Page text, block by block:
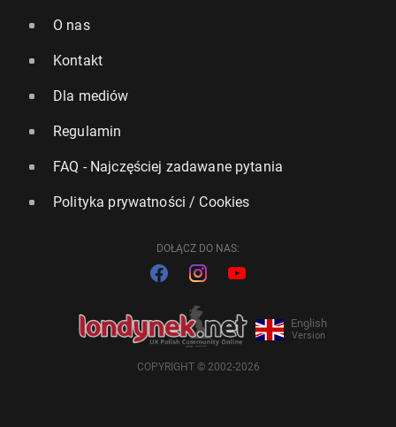
O nas
Kontakt
Dla mediów
Regulamin
FAQ - Najczęściej zadawane pytania
Polityka prywatności / Cookies
DOŁĄCZ DO NAS:
English
Version
COPYRIGHT © 2002-2026